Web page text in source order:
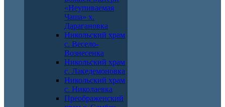
«Неупиваемая
Чаша» х.
Дарагановка
Никольский храм
с. Весело-
Вознесенка
Никольский храм
с. Лакедемоновка
Никольский храм
с. Николаевка
Преображенский